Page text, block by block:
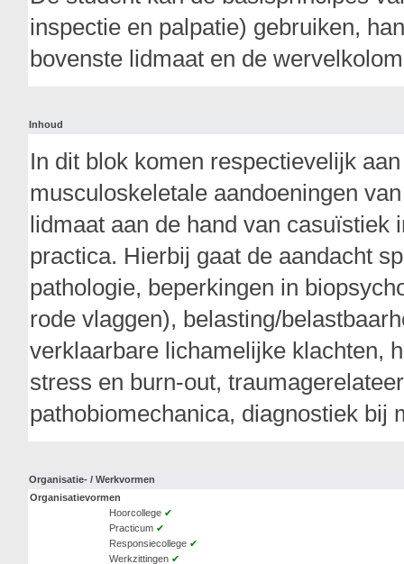
inspectie en palpatie) gebruiken,
bovenste lidmaat en de wervelkolom
Inhoud
In dit blok komen respectievelijk
musculoskeletale aandoeningen
lidmaat aan de hand van casuïstiek
practica. Hierbij gaat de aandacht
pathologie, beperkingen in
rode vlaggen), belasting/
verklaarbare lichamelijke klachten,
stress en burn-out,
pathobiomechanica, diagnostiek bij
Organisatie- / Werkvormen
Organisatievormen
Hoorcollege ✔
Practicum ✔
Responsiecollege ✔
Werkzittingen ✔